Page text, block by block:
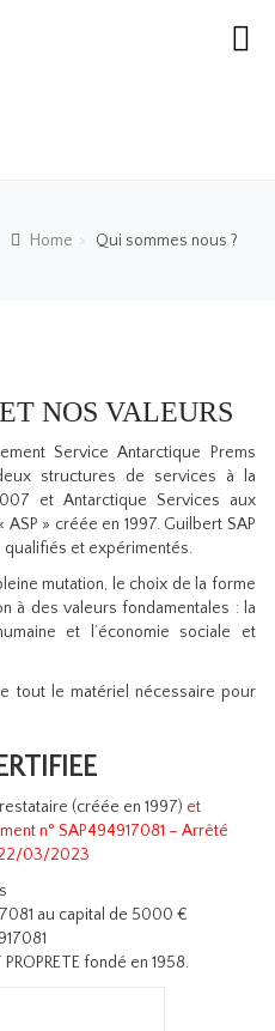
Home Qui sommes nous ?
NOS VALEURS
Service Antarctique Prems
structures de services à la
et Antarctique Services aux
» créée en 1997. Guilbert SAP
et expérimentés.
mutation, le choix de la forme
à des valeurs fondamentales : la
et l’économie sociale et
tout le matériel nécessaire pour
(créée en 1997) et
n° SAP494917081 – Arrêté
03/2023
au capital de 5000 €
fondé en 1958.